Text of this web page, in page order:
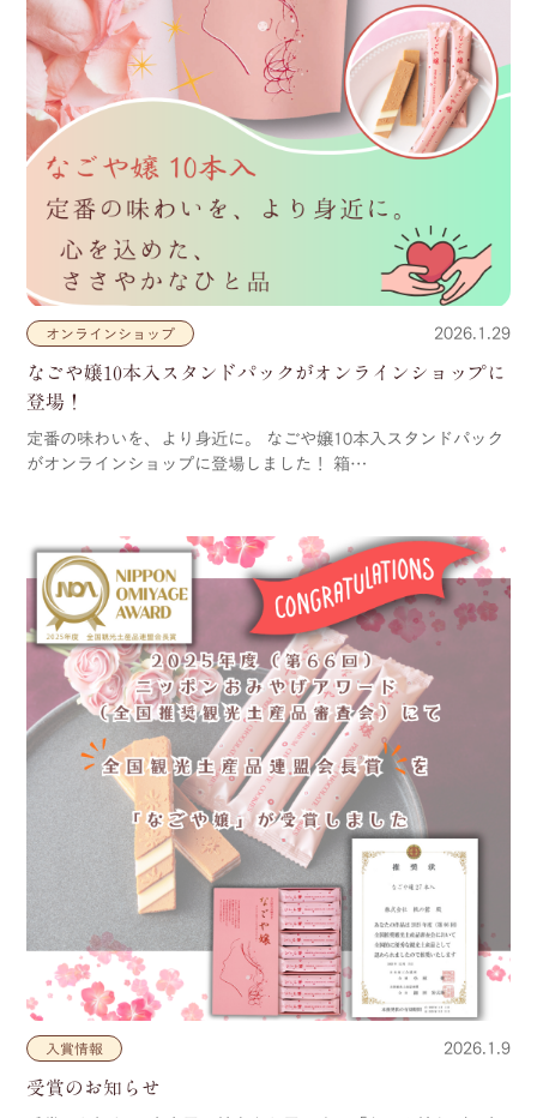
オンラインショップ 2026.1.29
なごや嬢10本入スタンドパックがオンラインショップに
登場！
定番の味わいを、より身近に。 なごや嬢10本入スタンドパック
がオンラインショップに登場しました！ 箱…
入賞情報 2026.1.9
受賞のお知らせ